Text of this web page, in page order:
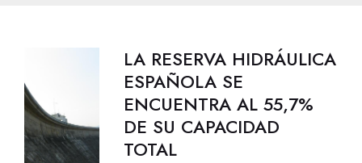
LA RESERVA HIDRÁULICA
ESPAÑOLA SE
ENCUENTRA AL 55,7%
DE SU CAPACIDAD
TOTAL